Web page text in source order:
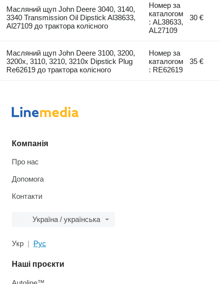
Масляний щуп John Deere 3040, 3140,
3340 Transmission Oil Dipstick Al38633,
Al27109 до трактора колісного
Номер за
каталогом
: AL38633,
AL27109
30 €
Масляний щуп John Deere 3100, 3200,
3200x, 3110, 3210, 3210x Dipstick Plug
Re62619 до трактора колісного
Номер за
каталогом
: RE62619
35 €
Компанія
Про нас
Допомога
Контакти
Україна / українська
Укр Рус
Наші проєкти